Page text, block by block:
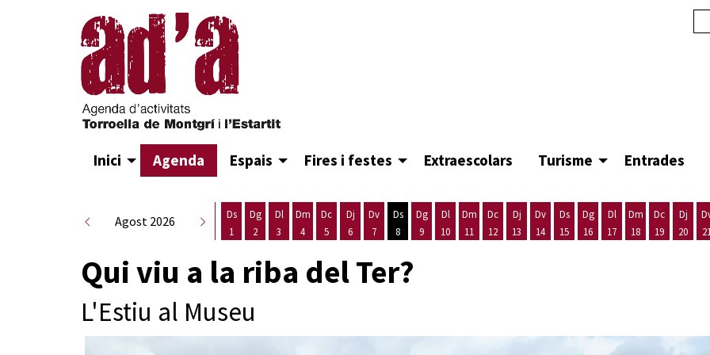
Inici Agenda Espais Fires i festes Extraescolars Turisme Entrades
Agost 2026
Ds
1
Dg
2
Dl
3
Dm
4
Dc
5
Dj
6
Dv
7
Ds
8
Dg
9
Dl
10
Dm
11
Dc
12
Dj
13
Dv
14
Ds
15
Dg
16
Dl
17
Dm
18
Dc
19
Dj
20
Qui viu a la riba del Ter?
L'Estiu al Museu